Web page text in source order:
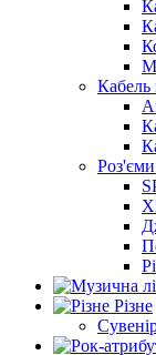
Кабель
Роз'єми
Різне